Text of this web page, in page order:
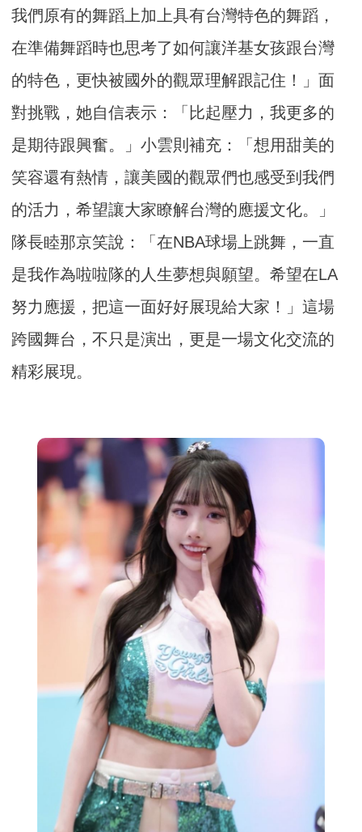
我們原有的舞蹈上加上具有台灣特色的舞蹈，
在準備舞蹈時也思考了如何讓洋基女孩跟台灣
的特色，更快被國外的觀眾理解跟記住！」面
對挑戰，她自信表示：「比起壓力，我更多的
是期待跟興奮。」小雲則補充：「想用甜美的
笑容還有熱情，讓美國的觀眾們也感受到我們
的活力，希望讓大家瞭解台灣的應援文化。」
隊長睦那京笑說：「在NBA球場上跳舞，一直
是我作為啦啦隊的人生夢想與願望。希望在LA
努力應援，把這一面好好展現給大家！」這場
跨國舞台，不只是演出，更是一場文化交流的
精彩展現。